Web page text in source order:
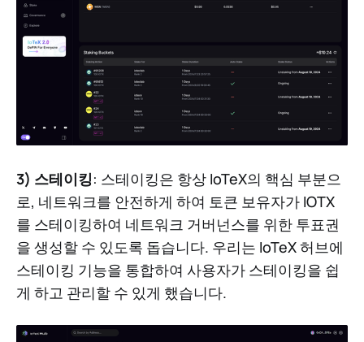
3) 스테이킹: 스테이킹은 항상 IoTeX의 핵심 부분으
로, 네트워크를 안전하게 하여 토큰 보유자가 IOTX
를 스테이킹하여 네트워크 거버넌스를 위한 투표권
을 생성할 수 있도록 돕습니다. 우리는 IoTeX 허브에
스테이킹 기능을 통합하여 사용자가 스테이킹을 쉽
게 하고 관리할 수 있게 했습니다.